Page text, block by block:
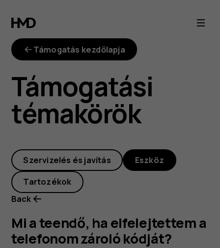
Mi
a
teendő,
ha
elfelejtettem
a
telefonom
zároló
kódját?
Támogatás kezdőlapja
Támogatási
témakörök
Szervizelés és javítás Eszköz
Tartozékok
Back
Mi a teendő, ha elfelejtettem a
telefonom zároló kódját?